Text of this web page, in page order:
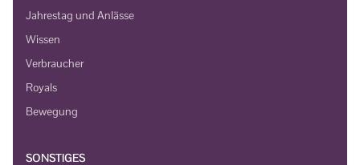
Jahrestag und Anlässe
Wissen
Verbraucher
Royals
Bewegung
SONSTIGES